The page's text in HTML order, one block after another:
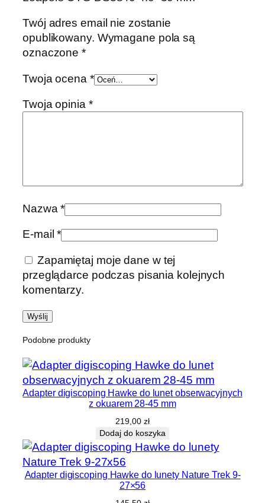
Twój adres email nie zostanie
opublikowany. Wymagane pola są
oznaczone*
Twoja ocena *
Twoja opinia *
Nazwa*
E-mail*
Zapamiętaj moje dane w tej
przeglądarce podczas pisania kolejnych
komentarzy.
Podobne produkty
Adapter digiscoping Hawke do lunet obserwacyjnych
z okuarem 28-45 mm
219,00 zł
Dodaj do koszyka
Adapter digiscoping Hawke do lunety Nature Trek 9-
27×56